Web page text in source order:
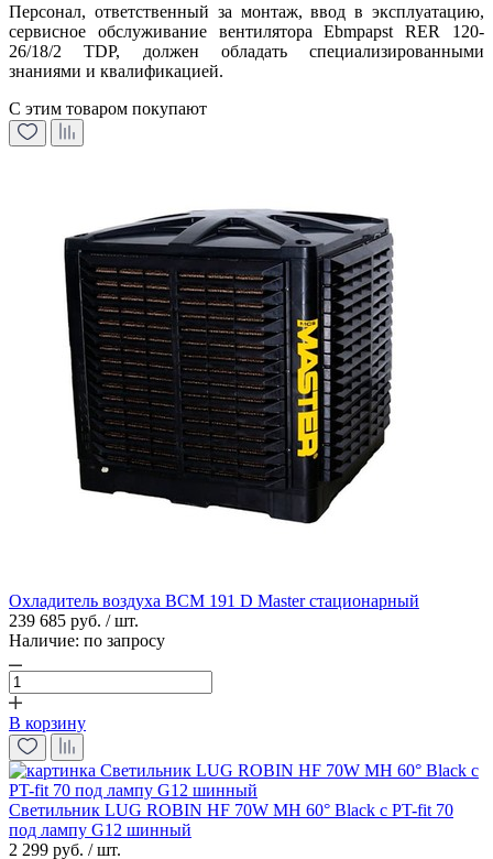
Персонал, ответственный за монтаж, ввод в эксплуатацию,
сервисное обслуживание вентилятора Ebmpapst RER 120-
26/18/2 TDP, должен обладать специализированными
знаниями и квалификацией.
С этим товаром покупают
Охладитель воздуха BCM 191 D Master стационарный
239 685 руб. / шт.
Наличие: по запросу
В корзину
Светильник LUG ROBIN HF 70W MH 60° Blaсk с PT-fit 70
под лампу G12 шинный
2 299 руб. / шт.